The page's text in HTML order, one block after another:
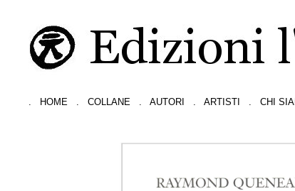
. HOME . COLLANE . AUTORI . ARTISTI . CHI